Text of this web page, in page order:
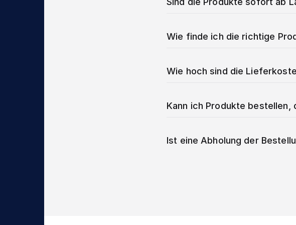
Wie finde ich die richtige
Wie hoch sind die
Kann ich Produkte bestellen,
Ist eine Abholung der